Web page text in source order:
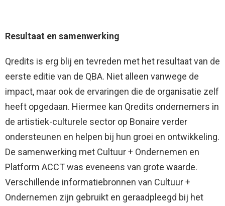
Resultaat en samenwerking
Qredits is erg blij en tevreden met het resultaat van de
eerste editie van de QBA. Niet alleen vanwege de
impact, maar ook de ervaringen die de organisatie zelf
heeft opgedaan. Hiermee kan Qredits ondernemers in
de artistiek-culturele sector op Bonaire verder
ondersteunen en helpen bij hun groei en ontwikkeling.
De samenwerking met Cultuur + Ondernemen en
Platform ACCT was eveneens van grote waarde.
Verschillende informatiebronnen van Cultuur +
Ondernemen zijn gebruikt en geraadpleegd bij het